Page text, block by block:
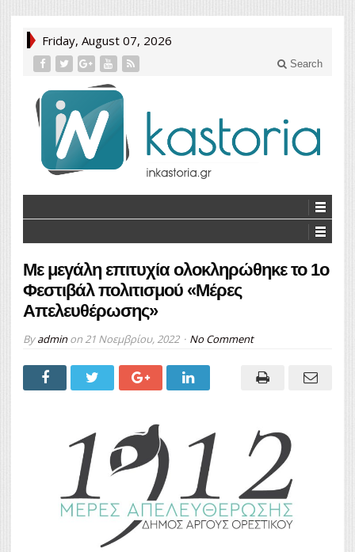
Friday, August 07, 2026
Search
Με μεγάλη επιτυχία ολοκληρώθηκε το 1ο
Φεστιβάλ πολιτισμού «Μέρες
Απελευθέρωσης»
Byadminon 21 Νοεμβρίου, 2022 No Comment